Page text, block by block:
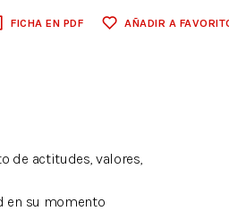
FICHA EN PDF AÑADIR A
de actitudes, valores,
en su momento